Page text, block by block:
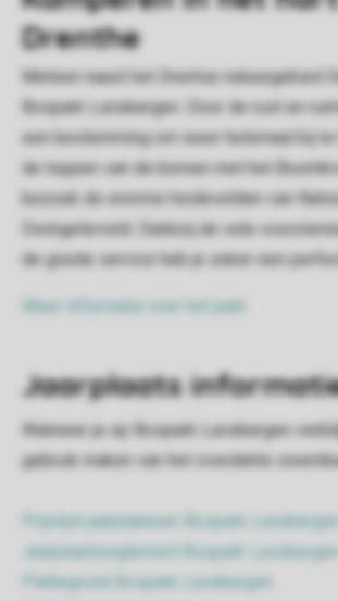
Drenthe
Meteen naast het Drentse natuurgebied
Bospark Lunsbergen. Door de rust en
een bestemming om weer helemaal bij te
de toppen van de bomen met het
bezoek de enorme heidevelden van
Dwingelerveld. Dankzij de vele
de goede service heb je zeker een
Meer informatie over het park
Jaarplaats
Wanneer je op Bospark Lunsbergen
gebruik maken van het overdekte
Prijslijst jaarplaatsen Bospark Lunsbergen
Jaarplaatsreglement Bospark Lunsbergen
Plattegrond Bospark Lunsbergen